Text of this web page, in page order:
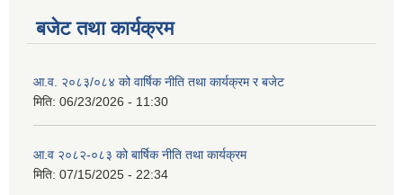
बजेट तथा कार्यक्रम
आ.व. २०८३/०८४ को वार्षिक नीति तथा कार्यक्रम र बजेट
मिति: 06/23/2026 - 11:30
आ.व २०८२-०८३ को बार्षिक नीति तथा कार्यक्रम
मिति: 07/15/2025 - 22:34